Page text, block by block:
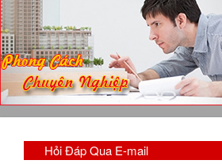
Hỏi Đáp Qua E-mail